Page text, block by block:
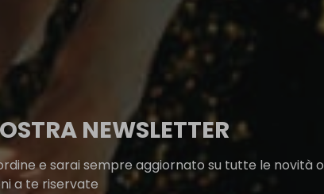
NEWSLETTER
e sarai sempre aggiornato su tutte le novità o
a te riservate